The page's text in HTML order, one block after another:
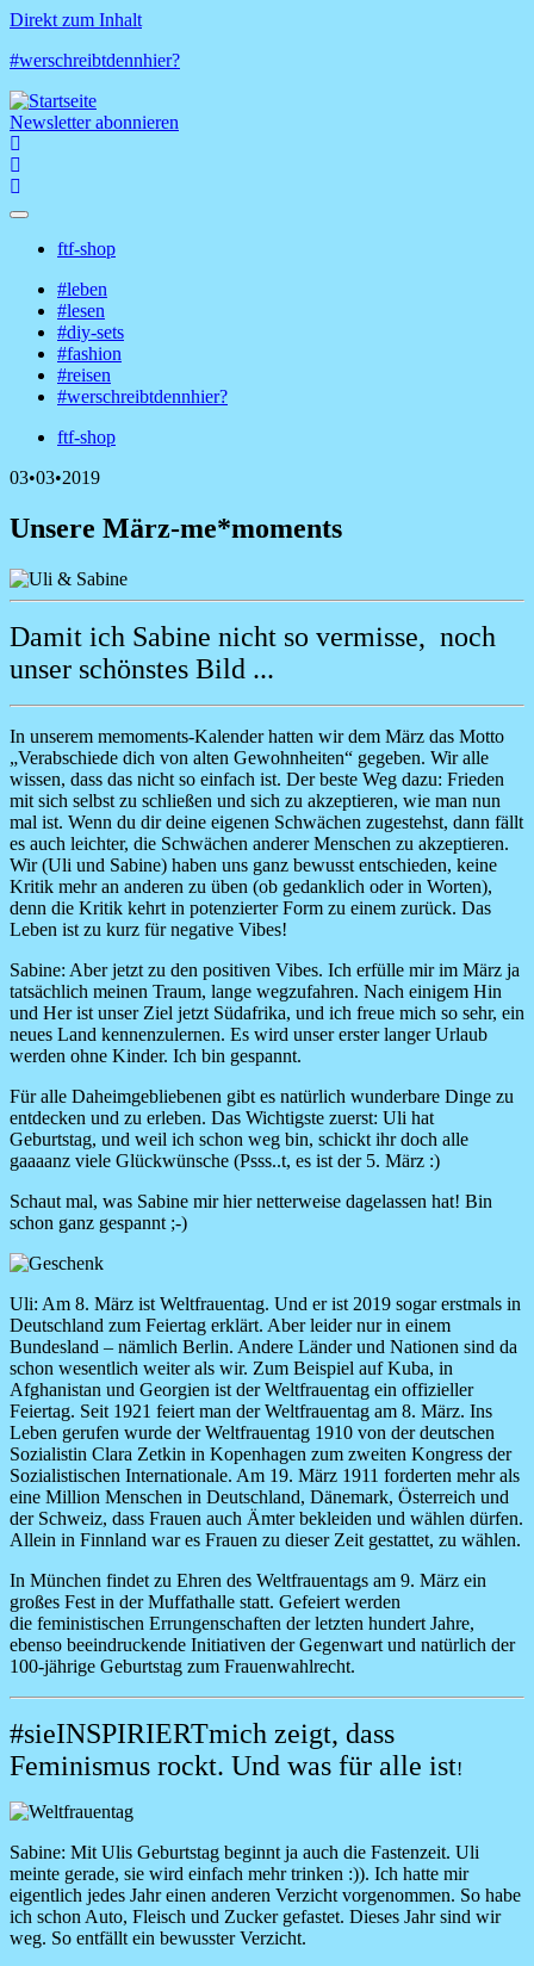
Direkt zum Inhalt
#werschreibtdennhier?
Newsletter abonnieren
Menü
ftf-shop
Hauptnavigation
#leben
#lesen
#diy-sets
#fashion
#reisen
#werschreibtdennhier?
Menü
ftf-shop
03•03•2019
Unsere März-me*moments
Damit ich Sabine nicht so vermisse, noch
unser schönstes Bild ...
In unserem memoments-Kalender hatten wir dem März das Motto
„Verabschiede dich von alten Gewohnheiten“ gegeben. Wir alle
wissen, dass das nicht so einfach ist. Der beste Weg dazu: Frieden
mit sich selbst zu schließen und sich zu akzeptieren, wie man nun
mal ist. Wenn du dir deine eigenen Schwächen zugestehst, dann fällt
es auch leichter, die Schwächen anderer Menschen zu akzeptieren.
Wir (Uli und Sabine) haben uns ganz bewusst entschieden, keine
Kritik mehr an anderen zu üben (ob gedanklich oder in Worten),
denn die Kritik kehrt in potenzierter Form zu einem zurück. Das
Leben ist zu kurz für negative Vibes!
Sabine: Aber jetzt zu den positiven Vibes. Ich erfülle mir im März ja
tatsächlich meinen Traum, lange wegzufahren. Nach einigem Hin
und Her ist unser Ziel jetzt Südafrika, und ich freue mich so sehr, ein
neues Land kennenzulernen. Es wird unser erster langer Urlaub
werden ohne Kinder. Ich bin gespannt.
Für alle Daheimgebliebenen gibt es natürlich wunderbare Dinge zu
entdecken und zu erleben. Das Wichtigste zuerst: Uli hat
Geburtstag, und weil ich schon weg bin, schickt ihr doch alle
gaaaanz viele Glückwünsche (Psss..t, es ist der 5. März :)
Schaut mal, was Sabine mir hier netterweise dagelassen hat! Bin
schon ganz gespannt ;-)
Image
Uli: Am 8. März ist Weltfrauentag. Und er ist 2019 sogar erstmals in
Deutschland zum Feiertag erklärt. Aber leider nur in einem
Bundesland – nämlich Berlin. Andere Länder und Nationen sind da
schon wesentlich weiter als wir. Zum Beispiel auf Kuba, in
Afghanistan und Georgien ist der Weltfrauentag ein offizieller
Feiertag. Seit 1921 feiert man der Weltfrauentag am 8. März. Ins
Leben gerufen wurde der Weltfrauentag 1910 von der deutschen
Sozialistin Clara Zetkin in Kopenhagen zum zweiten Kongress der
Sozialistischen Internationale. Am 19. März 1911 forderten mehr als
eine Million Menschen in Deutschland, Dänemark, Österreich und
der Schweiz, dass Frauen auch Ämter bekleiden und wählen dürfen.
Allein in Finnland war es Frauen zu dieser Zeit gestattet, zu wählen.
In München findet zu Ehren des Weltfrauentags am 9. März ein
großes Fest in der Muffathalle statt. Gefeiert werden
die feministischen Errungenschaften der letzten hundert Jahre,
ebenso beeindruckende Initiativen der Gegenwart und natürlich der
100-jährige Geburtstag zum Frauenwahlrecht.
#sieINSPIRIERTmich zeigt, dass
Feminismus rockt. Und was für alle ist!
Image
Sabine: Mit Ulis Geburtstag beginnt ja auch die Fastenzeit. Uli
meinte gerade, sie wird einfach mehr trinken :)). Ich hatte mir
eigentlich jedes Jahr einen anderen Verzicht vorgenommen. So habe
ich schon Auto, Fleisch und Zucker gefastet. Dieses Jahr sind wir
weg. So entfällt ein bewusster Verzicht.